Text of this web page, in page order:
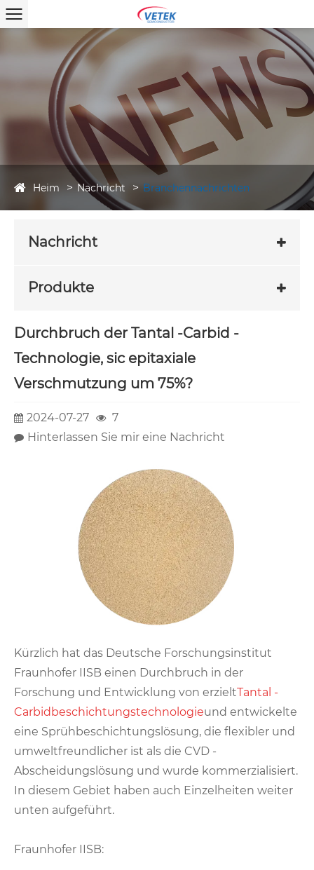
Heim Nachricht Branchennachrichten
Nachricht
Produkte
Durchbruch der Tantal -Carbid -
Technologie, sic epitaxiale
Verschmutzung um 75%?
2024-07-27
7
Hinterlassen Sie mir eine Nachricht
Kürzlich hat das Deutsche Forschungsinstitut
Fraunhofer IISB einen Durchbruch in der
Forschung und Entwicklung von erzieltTantal -
Carbidbeschichtungstechnologieund entwickelte
eine Sprühbeschichtungslösung, die flexibler und
umweltfreundlicher ist als die CVD -
Abscheidungslösung und wurde kommerzialisiert.
In diesem Gebiet haben auch Einzelheiten weiter
unten aufgeführt.
Fraunhofer IISB: